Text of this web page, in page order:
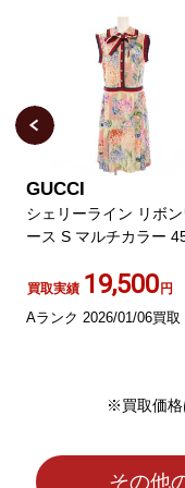
GUCCI
シェリーライン リボ
ース S マルチカラー
買取実績 19,500円
Aランク 2026/01/06買取
※買取価格
その他